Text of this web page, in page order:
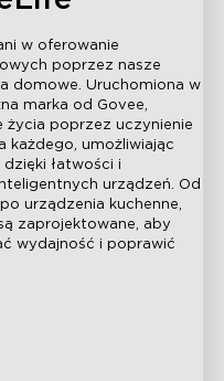
w oferowanie
poprzez nasze
domowe. Uruchomiona w
marka od Govee,
życia poprzez uczynienie
każdego, umożliwiając
łatwości i
urządzeń. Od
urządzenia kuchenne,
zaprojektowane, aby
wydajność i poprawić